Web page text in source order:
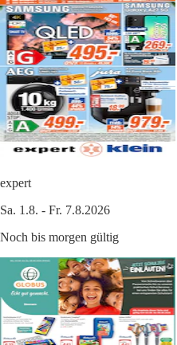
expert
Sa. 1.8. - Fr. 7.8.2026
Noch bis morgen gültig